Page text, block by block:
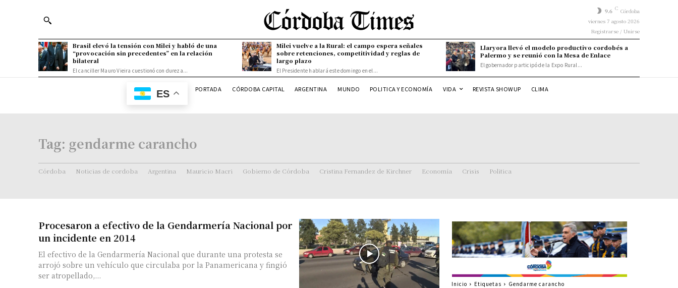
9.6 C Córdoba
viernes 7 agosto 2026
Registrarse / Unirse
Brasil elevó la tensión con Milei y habló de una
“provocación sin precedentes” en la relación
bilateral
El canciller Mauro Vieira cuestionó con dureza...
Milei vuelve a la Rural: el campo espera señales
sobre retenciones, competitividad y reglas de
largo plazo
El Presidente hablará este domingo en el...
Llaryora llevó el modelo productivo cordobés a
Palermo y se reunió con la Mesa de Enlace
El gobernador participó de la Expo Rural...
ES PORTADA CÓRDOBA CAPITAL ARGENTINA MUNDO POLITICA Y ECONOMÍA VIDA REVISTA SHOWUP CLIMA
Tag: gendarme carancho
Córdoba Noticias de cordoba Argentina Mauricio Macri Gobierno de Córdoba Cristina Fernandez de Kirchner Economía Crisis Politica
Procesaron a efectivo de la Gendarmería Nacional por
un incidente en 2014
El efectivo de la Gendarmería Nacional que durante una protesta se
arrojó sobre un vehículo que circulaba por la Panamericana y fingió
ser atropellado,...
Inicio Etiquetas Gendarme carancho